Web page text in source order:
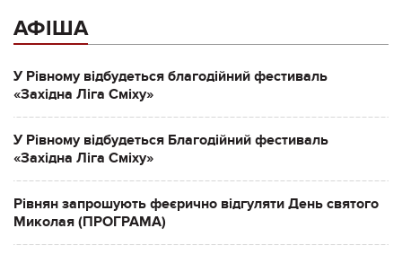
АФІША
У Рівному відбудеться благодійний фестиваль
«Західна Ліга Сміху»
У Рівному відбудеться Благодійний фестиваль
«Західна Ліга Сміху»
Рівнян запрошують феєрично відгуляти День святого
Миколая (ПРОГРАМА)